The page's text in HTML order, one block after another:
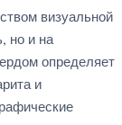
визуальной
но и на
определяет
и